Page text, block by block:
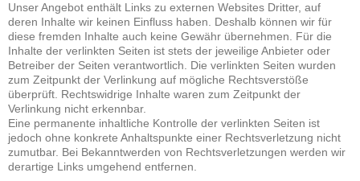
Unser Angebot enthält Links zu externen Websites Dritter, auf
deren Inhalte wir keinen Einfluss haben. Deshalb können wir für
diese fremden Inhalte auch keine Gewähr übernehmen. Für die
Inhalte der verlinkten Seiten ist stets der jeweilige Anbieter oder
Betreiber der Seiten verantwortlich. Die verlinkten Seiten wurden
zum Zeitpunkt der Verlinkung auf mögliche Rechtsverstöße
überprüft. Rechtswidrige Inhalte waren zum Zeitpunkt der
Verlinkung nicht erkennbar.
Eine permanente inhaltliche Kontrolle der verlinkten Seiten ist
jedoch ohne konkrete Anhaltspunkte einer Rechtsverletzung nicht
zumutbar. Bei Bekanntwerden von Rechtsverletzungen werden wir
derartige Links umgehend entfernen.